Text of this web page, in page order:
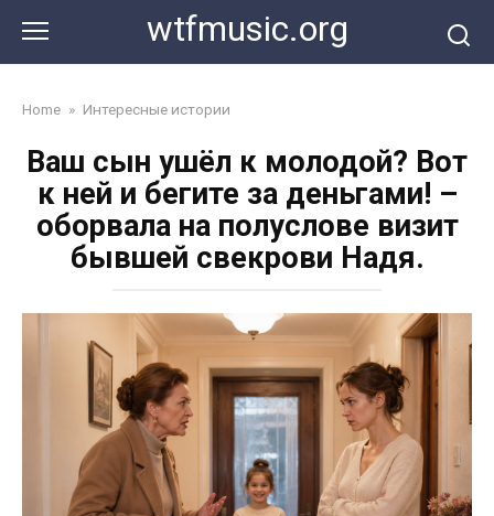
контенту
wtfmusic.org
Home » Интересные истории
Ваш сын ушёл к молодой? Вот
к ней и бегите за деньгами! –
оборвала на полуслове визит
бывшей свекрови Надя.